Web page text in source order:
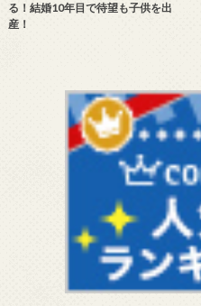
る！結婚10年目で待望も子供を出
産！